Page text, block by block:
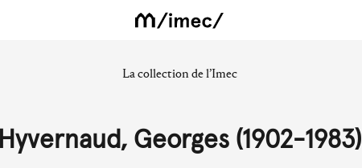
La collection de l’Imec
Hyvernaud, Georges (1902-1983)